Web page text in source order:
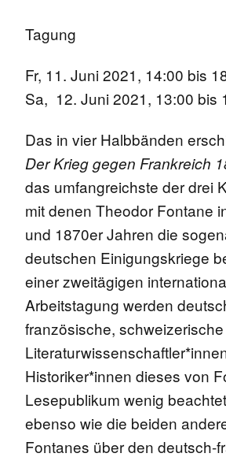
Tagung
Fr, 11. Juni 2021, 14:00 bis
Sa, 12. Juni 2021, 13:00 bis
Das in vier Halbbänden
Der Krieg gegen Frankreich
das umfangreichste der drei
mit denen Theodor Fontane
und 1870er Jahren die
deutschen Einigungskriege
einer zweitägigen
Arbeitstagung werden
französische,
Historiker*innen dieses von
Lesepublikum wenig
ebenso wie die beiden
Fontanes über den deutsch-